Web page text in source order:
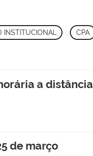
, CPA
a distância
de março